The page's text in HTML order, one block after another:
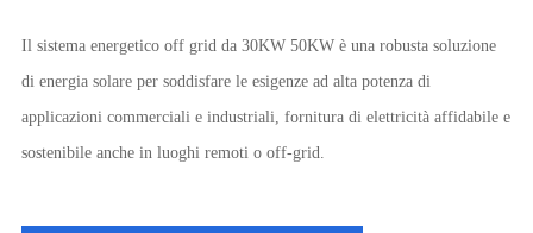
Il sistema energetico off grid da 30KW 50KW è una robusta soluzione
di energia solare per soddisfare le esigenze ad alta potenza di
applicazioni commerciali e industriali, fornitura di elettricità affidabile e
sostenibile anche in luoghi remoti o off-grid.